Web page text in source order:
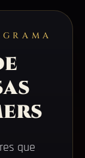
que